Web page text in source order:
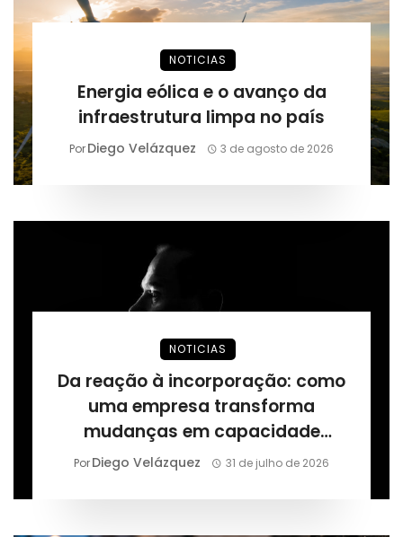
NOTICIAS
Energia eólica e o avanço da
infraestrutura limpa no país
PorDiego Velázquez 3 de agosto de 2026
NOTICIAS
Da reação à incorporação: como
uma empresa transforma
mudanças em capacidade
permanente, segundo Márcio
PorDiego Velázquez 31 de julho de 2026